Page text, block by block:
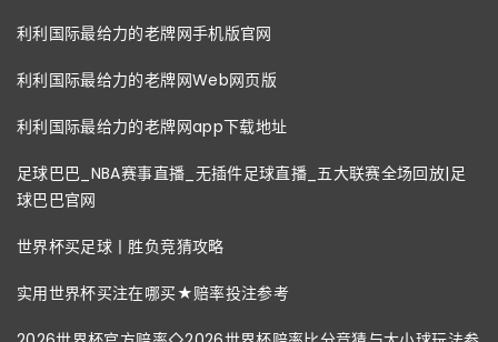
利利国际最给力的老牌网手机版官网
利利国际最给力的老牌网Web网页版
利利国际最给力的老牌网app下载地址
足球巴巴_NBA赛事直播_无插件足球直播_五大联赛全场回放|足
球巴巴官网
世界杯买足球丨胜负竞猜攻略
实用世界杯买注在哪买★赔率投注参考